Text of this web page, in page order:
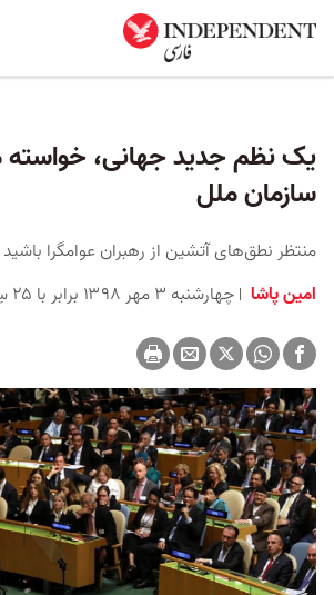
یک نظم جدید جهانی،
سازمان ملل
منتظر نطق‌های آتشین از رهبران عوامگرا باشید
امین پاشا چهارشنبه ۳ مهر ۱۳۹۸ برابر با ۲۵ سِپتامبر ۲۰۱۹ ۱۶:۳۰